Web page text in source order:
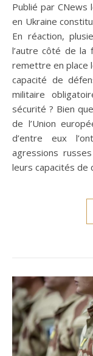
Publié par CNews le 11 mars 2025 L’avancée de la guerre
en Ukraine
En réaction,
l’autre côté de la
remettre en place
capacité de
militaire
sécurité ? Bien
de l’Union
d’entre eux
agressions
leurs capacités